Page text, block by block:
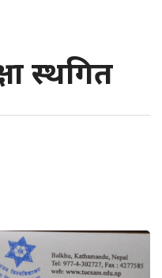
स्थगित